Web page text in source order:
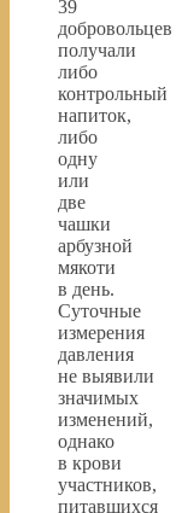
39
добровольцев
получали
либо
контрольный
напиток,
либо
одну
или
две
чашки
арбузной
мякоти
в день.
Суточные
измерения
давления
не выявили
значимых
изменений,
однако
в крови
участников,
питавшихся